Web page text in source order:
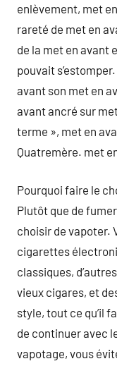
enlèvement, met
rareté de met en
de la met en avant
pouvait
avant son met en
avant ancré sur
terme », met en
Quatremère. met
Pourquoi faire le
Plutôt que de
choisir de vapoter.
cigarettes
classiques,
vieux cigares, et
style, tout ce qu’il
de continuer avec
vapotage, vous